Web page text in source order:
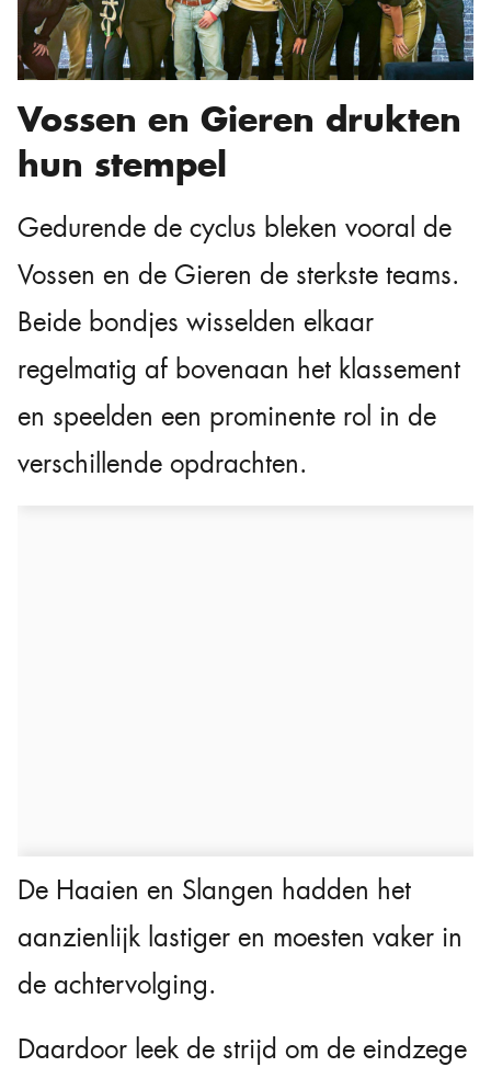
Vossen en Gieren drukten
hun stempel
Gedurende de cyclus bleken vooral de
Vossen en de Gieren de sterkste teams.
Beide bondjes wisselden elkaar
regelmatig af bovenaan het klassement
en speelden een prominente rol in de
verschillende opdrachten.
De Haaien en Slangen hadden het
aanzienlijk lastiger en moesten vaker in
de achtervolging.
Daardoor leek de strijd om de eindzege